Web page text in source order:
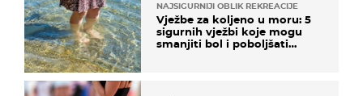
NAJSIGURNIJI OBLIK REKREACIJE
Vježbe za koljeno u moru: 5
sigurnih vježbi koje mogu
smanjiti bol i poboljšati